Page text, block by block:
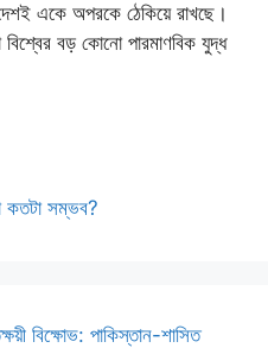
একে অপরকে ঠেকিয়ে রাখছে।
বড় কোনো পারমাণবিক যুদ্ধ
কতটা সম্ভব?
বিক্ষোভ: পাকিস্তান-শাসিত